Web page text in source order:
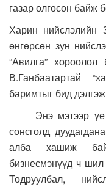
газар олгосон байж
Харин нийслэлийн
өнгөрсөн зун
“Авилга”
В.Ганбаатартай
баримтыг бид
Энэ мэтээр үе
сонсголд
алба хашиж
бизнесмэнүүд ч шил
Тодруулбал,